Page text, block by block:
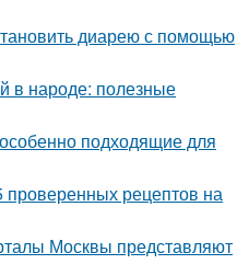
диарею с помощью
в народе: полезные
подходящие для
рецептов на
Москвы представляют